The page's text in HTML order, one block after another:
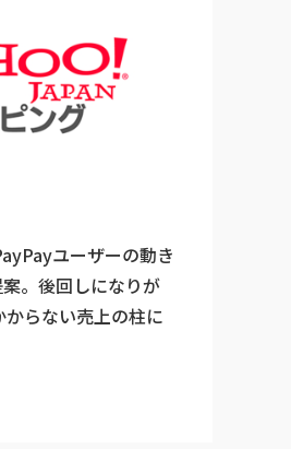
ユーザーの動き
。後回しになりが
らない売上の柱に